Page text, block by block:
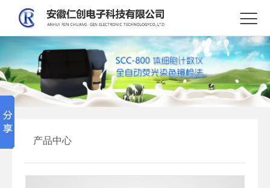

产品中心